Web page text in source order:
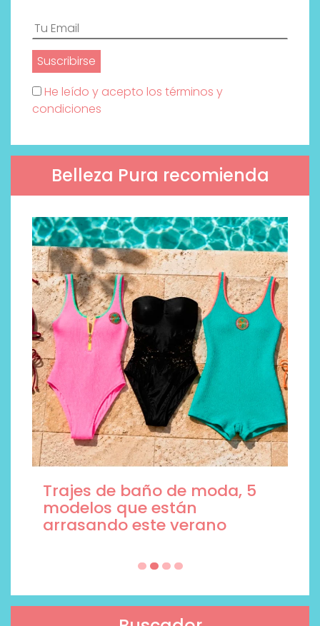
He leído y acepto los términos y
condiciones
Belleza Pura recomienda
Trajes de baño de moda, 5
modelos que están
arrasando este verano